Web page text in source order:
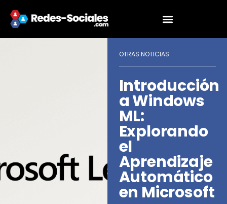
OTRAS NOTICIAS
Introducción
a Windows
ML:
Explorando
el
Aprendizaje
Automático
en Microsoft